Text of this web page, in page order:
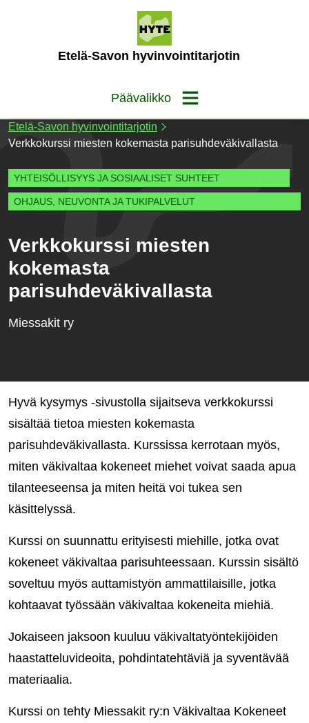
Etelä-Savon hyvinvointitarjotin
Päävalikko
Etelä-Savon hyvinvointitarjotin
Verkkokurssi miesten kokemasta parisuhdeväkivallasta
YHTEISÖLLISYYS JA SOSIAALISET SUHTEET
OHJAUS, NEUVONTA JA TUKIPALVELUT
Verkkokurssi miesten
kokemasta
parisuhdeväkivallasta
Miessakit ry
Hyvä kysymys -sivustolla sijaitseva verkkokurssi
sisältää tietoa miesten kokemasta
parisuhdeväkivallasta. Kurssissa kerrotaan myös,
miten väkivaltaa kokeneet miehet voivat saada apua
tilanteeseensa ja miten heitä voi tukea sen
käsittelyssä.
Kurssi on suunnattu erityisesti miehille, jotka ovat
kokeneet väkivaltaa parisuhteessaan. Kurssin sisältö
soveltuu myös auttamistyön ammattilaisille, jotka
kohtaavat työssään väkivaltaa kokeneita miehiä.
Jokaiseen jaksoon kuuluu väkivaltatyöntekijöiden
haastatteluvideoita, pohdintatehtäviä ja syventävää
materiaalia.
Kurssi on tehty Miessakit ry:n Väkivaltaa Kokeneet